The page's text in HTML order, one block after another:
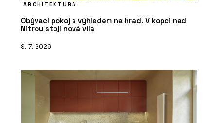
ARCHITEKTURA
Obývací pokoj s výhledem na hrad. V kopci nad
Nitrou stojí nová vila
9. 7. 2026